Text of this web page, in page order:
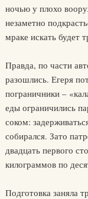
ночью у плохо
незаметно
мраке искать будет
Правда, по части
разошлись. Егеря
пограничники –
еды ограничились
соком:
собирался. Зато
двадцать первого
килограммов по
Подготовка заняла